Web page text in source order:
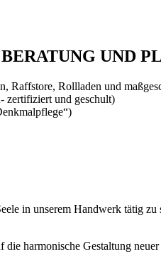
UND
Raffstore, Rollladen und
zertifiziert und geschult)
in unserem Handwerk tätig
harmonische Gestaltung